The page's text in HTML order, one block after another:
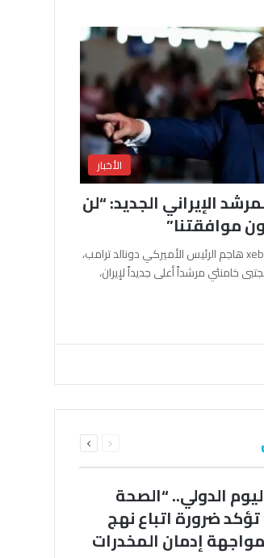
الأخبار
الإيراني الجديد: “لن
موافقتنا”
آفرين علو ـ xeber24.net هاجم الرئيس الأميركي دونالد ترامب،
خامنئي مرشداً أعلى جديداً لإيران،
الصفحةالصفحة
الدولي.. “الصحة
تؤكد ضرورة اتباع نهج
إدمان المخدرات